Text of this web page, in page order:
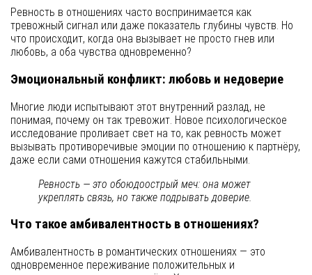
Ревность в отношениях часто воспринимается как
тревожный сигнал или даже показатель глубины чувств. Но
что происходит, когда она вызывает не просто гнев или
любовь, а оба чувства одновременно?
Эмоциональный конфликт: любовь и недоверие
Многие люди испытывают этот внутренний разлад, не
понимая, почему он так тревожит. Новое психологическое
исследование проливает свет на то, как ревность может
вызывать противоречивые эмоции по отношению к партнёру,
даже если сами отношения кажутся стабильными.
Ревность — это обоюдоострый меч: она может
укреплять связь, но также подрывать доверие.
Что такое амбивалентность в отношениях?
Амбивалентность в романтических отношениях — это
одновременное переживание положительных и